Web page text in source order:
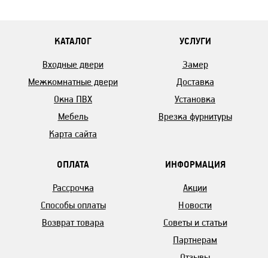
КАТАЛОГ
Входные двери
Межкомнатные двери
Окна ПВХ
Мебель
Карта сайта
УСЛУГИ
Замер
Доставка
Установка
Врезка фурнитуры
ОПЛАТА
Рассрочка
Способы оплаты
Возврат товара
ИНФОРМАЦИЯ
Акции
Новости
Советы и статьи
Партнерам